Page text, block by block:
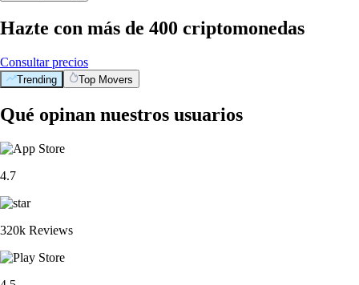
Hazte con más de 400 criptomonedas
Consultar precios
Trending Top Movers
Qué opinan nuestros usuarios
4.7
320k Reviews